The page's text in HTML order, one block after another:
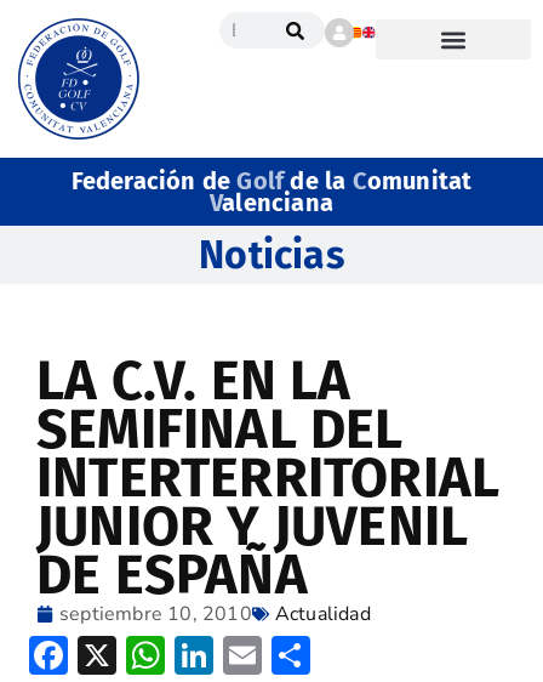
Federación deGolfde la Comunitat
Valenciana
Noticias
LA C.V. EN LA
SEMIFINAL DEL
INTERTERRITORIAL
JUNIOR Y JUVENIL
DE ESPAÑA
septiembre 10, 2010 Actualidad
Facebook
X WhatsApp
LinkedIn
Email